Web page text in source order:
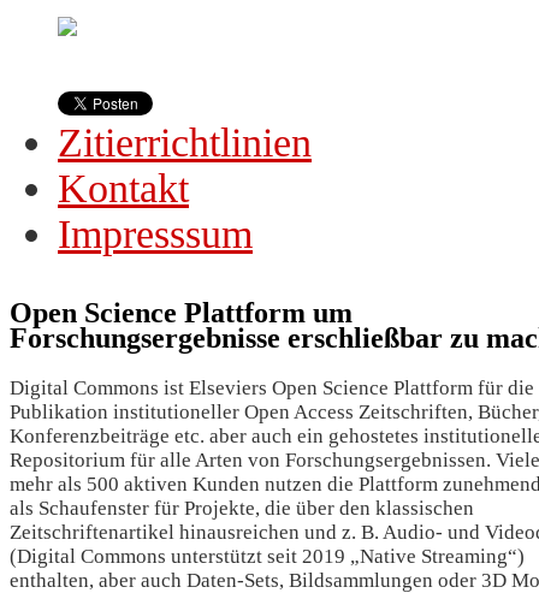
Zitierrichtlinien
Kontakt
Impresssum
Open Science Plattform um
Forschungsergebnisse erschließbar zu
Digital Commons ist Elseviers Open Science Plattform für die
Publikation institutioneller Open Access Zeitschriften,
Konferenzbeiträge etc. aber auch ein gehostetes
Repositorium für alle Arten von Forschungsergebnissen.
mehr als 500 aktiven Kunden nutzen die Plattform
als Schaufenster für Projekte, die über den klassischen
Zeitschriftenartikel hinausreichen und z. B. Audio- und
(Digital Commons unterstützt seit 2019 „Native Streaming“)
enthalten, aber auch Daten-Sets, Bildsammlungen oder 3D